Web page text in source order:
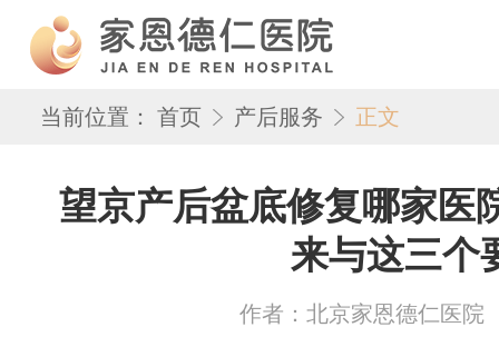
当前位置： 首页 产后服务 正文
望京产后盆底修复哪家医
来与这三个
作者：北京家恩德仁医院